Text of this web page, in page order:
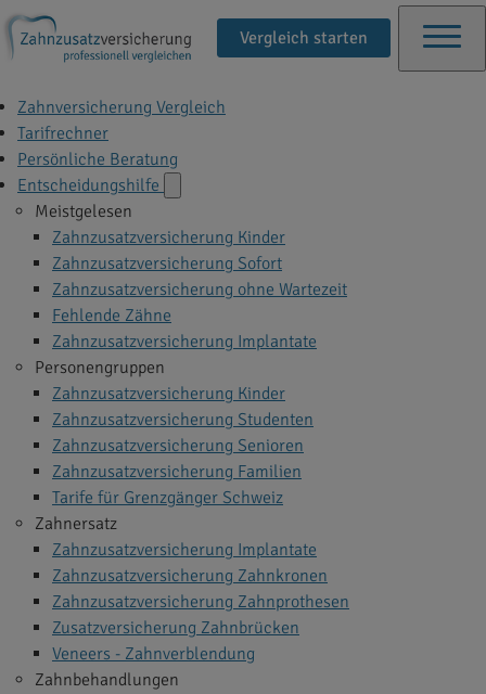
Vergleich starten
Zahnversicherung Vergleich
Tarifrechner
Persönliche Beratung
Entscheidungshilfe
Meistgelesen
Zahnzusatzversicherung Kinder
Zahnzusatzversicherung Sofort
Zahnzusatzversicherung ohne Wartezeit
Fehlende Zähne
Zahnzusatzversicherung Implantate
Personengruppen
Zahnzusatzversicherung Kinder
Zahnzusatzversicherung Studenten
Zahnzusatzversicherung Senioren
Zahnzusatzversicherung Familien
Tarife für Grenzgänger Schweiz
Zahnersatz
Zahnzusatzversicherung Implantate
Zahnzusatzversicherung Zahnkronen
Zahnzusatzversicherung Zahnprothesen
Zusatzversicherung Zahnbrücken
Veneers - Zahnverblendung
Zahnbehandlungen